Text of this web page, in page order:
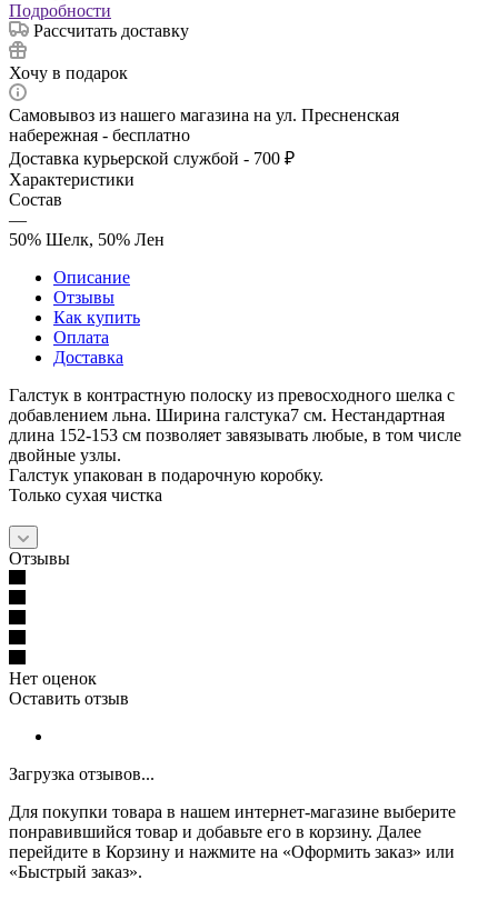
Подробности
Рассчитать доставку
Хочу в подарок
Самовывоз из нашего магазина на ул. Пресненская
набережная - бесплатно
Доставка курьерской службой - 700 ₽
Характеристики
Состав
—
50% Шелк, 50% Лен
Описание
Отзывы
Как купить
Оплата
Доставка
Галстук в контрастную полоску из превосходного шелка с
добавлением льна. Ширина галстука7 см. Нестандартная
длина 152-153 см позволяет завязывать любые, в том числе
двойные узлы.
Галстук упакован в подарочную коробку.
Только сухая чистка
Отзывы
Нет оценок
Оставить отзыв
Загрузка отзывов...
Для покупки товара в нашем интернет-магазине выберите
понравившийся товар и добавьте его в корзину. Далее
перейдите в Корзину и нажмите на «Оформить заказ» или
«Быстрый заказ».